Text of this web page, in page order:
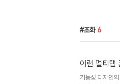
조화 6
이런 멀티탭
기능성 디자인